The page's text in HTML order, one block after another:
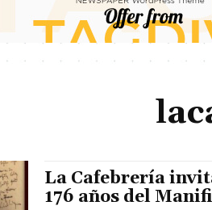
La Cafebrería
176 años del